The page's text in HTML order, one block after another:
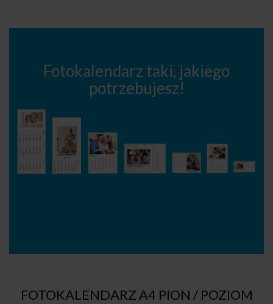
Fotokalendarz taki, jakiego
potrzebujesz!
FOTOKALENDARZ A4 PION / POZIOM